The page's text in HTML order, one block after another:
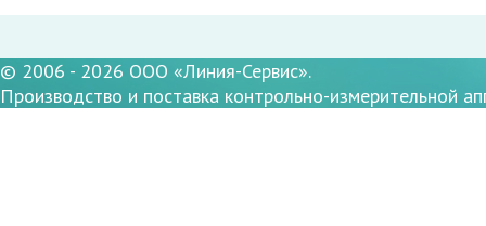
© 2006 - 2026 ООО «Линия-Сервис».
Производство и поставка контрольно-измерительной